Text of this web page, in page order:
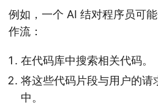
例如，一个 AI 结对程序员可
作流：
在代码库中搜索相关代码。
将这些代码片段与用户的
中。